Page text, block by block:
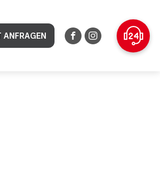
ANFRAGEN